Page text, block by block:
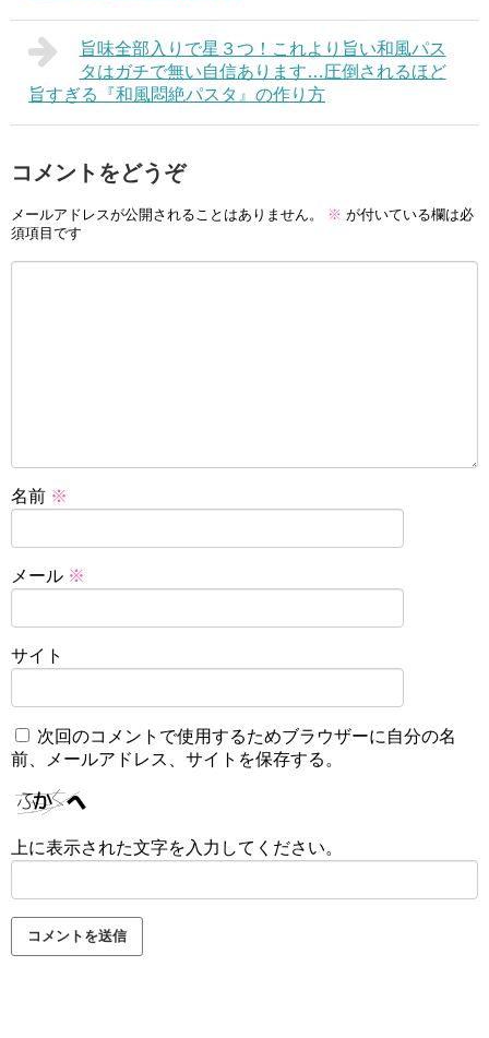
旨味全部入りで星３つ！これより旨い和風パス
タはガチで無い自信あります…圧倒されるほど
旨すぎる『和風悶絶パスタ』の作り方
コメントをどうぞ
メールアドレスが公開されることはありません。 ※ が付いている欄は必
須項目です
名前 ※
メール ※
サイト
次回のコメントで使用するためブラウザーに自分の名
前、メールアドレス、サイトを保存する。
上に表示された文字を入力してください。